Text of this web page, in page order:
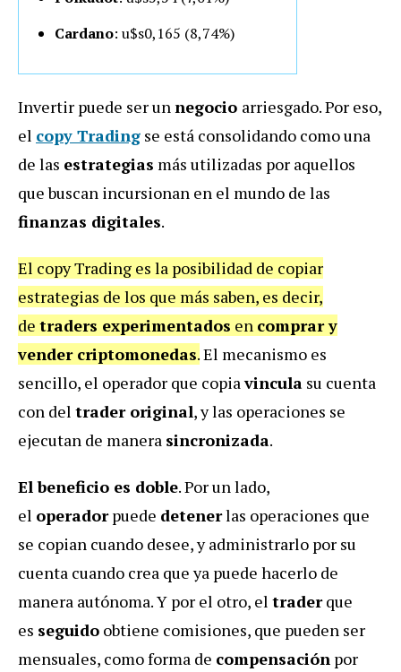
Cardano: u$s0,165 (8,74%)
Invertir puede ser unnegocio arriesgado. Por eso,
el copy Trading se está consolidando como una
de las estrategias más utilizadas por aquellos
que buscan incursionan en el mundo de las
finanzas digitales.
El copy Trading es la posibilidad de copiar
estrategias de los que más saben, es decir,
de traders experimentados en comprar y
vender criptomonedas.El mecanismo es
sencillo, el operador que copiavincula su cuenta
con del trader original, y las operaciones se
ejecutan de manera sincronizada.
El beneficio es doble. Por un lado,
el operadorpuede detenerlas operaciones que
se copian cuando desee, y administrarlo por su
cuenta cuando crea que ya puede hacerlo de
manera autónoma. Y por el otro, el traderque
es seguido obtiene comisiones, que pueden ser
mensuales, como forma de compensación por